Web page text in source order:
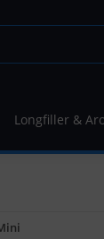
Longfiller &